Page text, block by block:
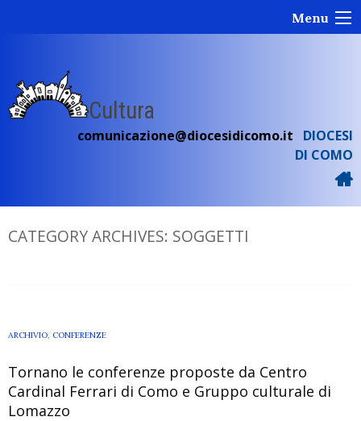
Menu
Cultura
comunicazione@diocesidicomo.it
DIOCESI
DI COMO
CATEGORY ARCHIVES: SOGGETTI
ARCHIVIO, CONFERENZE
Tornano le conferenze proposte da Centro
Cardinal Ferrari di Como e Gruppo culturale di
Lomazzo